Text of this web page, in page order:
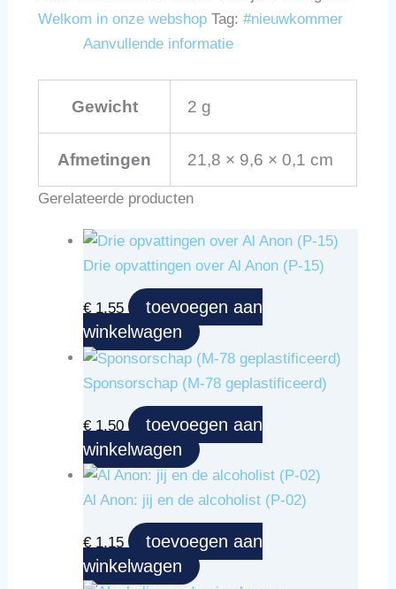
(S-
Welkom in onze webshop Tag:#nieuwkommer
Aanvullende informatie
Gewicht 2 g
Afmetingen 21,8 × 9,6 × 0,1 cm
Gerelateerde producten
Drie opvattingen over Al Anon (P-15)
€ 1,55
toevoegen aan
winkelwagen
Sponsorschap (M-78 geplastificeerd)
€ 1,50
toevoegen aan
winkelwagen
Al Anon: jij en de alcoholist (P-02)
€ 1,15
toevoegen aan
winkelwagen